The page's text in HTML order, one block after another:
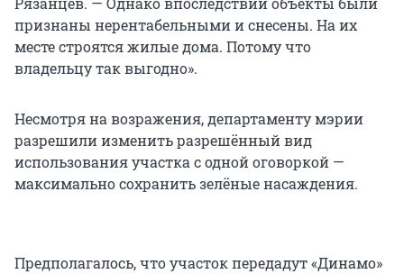
признаны нерентабельными и снесены. На их
месте строятся жилые дома. Потому что
владельцу так выгодно».
Несмотря на возражения, департаменту мэрии
разрешили изменить разрешённый вид
использования участка с одной оговоркой —
максимально сохранить зелёные насаждения.
Предполагалось, что участок передадут «Динамо»